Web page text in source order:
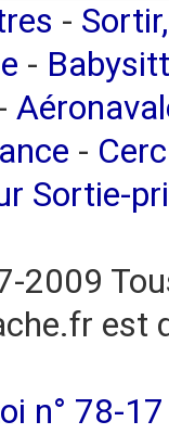
-
-
-
Sortie-
2009
est
n° 78-